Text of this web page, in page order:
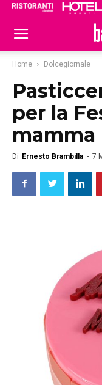
Home Dolcegiornale
per la
mamma
Di Ernesto Brambilla - 7